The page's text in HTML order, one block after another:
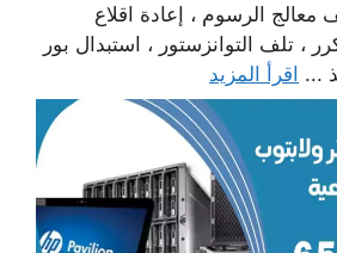
معالج الرسوم ، إعادة اقلاع
، تلف التوانزستور ، استبدال بور
... اقرأ المزيد